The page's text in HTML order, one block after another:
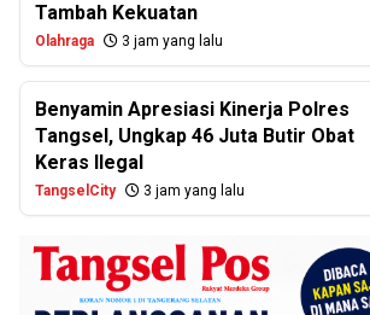
Tambah Kekuatan
Olahraga 3 jam yang lalu
Benyamin Apresiasi Kinerja Polres
Tangsel, Ungkap 46 Juta Butir Obat
Keras Ilegal
TangselCity 3 jam yang lalu